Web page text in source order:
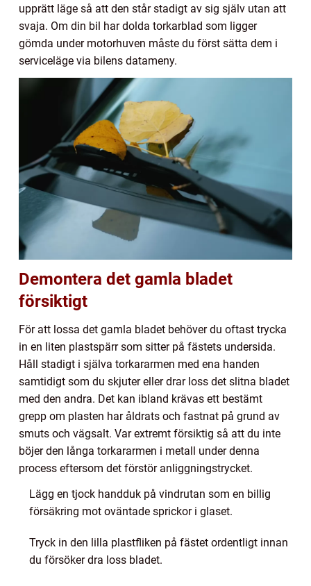
upprätt läge så att den står stadigt av sig själv utan att
svaja. Om din bil har dolda torkarblad som ligger
gömda under motorhuven måste du först sätta dem i
serviceläge via bilens datameny.
Demontera det gamla bladet
försiktigt
För att lossa det gamla bladet behöver du oftast trycka
in en liten plastspärr som sitter på fästets undersida.
Håll stadigt i själva torkararmen med ena handen
samtidigt som du skjuter eller drar loss det slitna bladet
med den andra. Det kan ibland krävas ett bestämt
grepp om plasten har åldrats och fastnat på grund av
smuts och vägsalt. Var extremt försiktig så att du inte
böjer den långa torkararmen i metall under denna
process eftersom det förstör anliggningstrycket.
Lägg en tjock handduk på vindrutan som en billig
försäkring mot oväntade sprickor i glaset.
Tryck in den lilla plastfliken på fästet ordentligt innan
du försöker dra loss bladet.